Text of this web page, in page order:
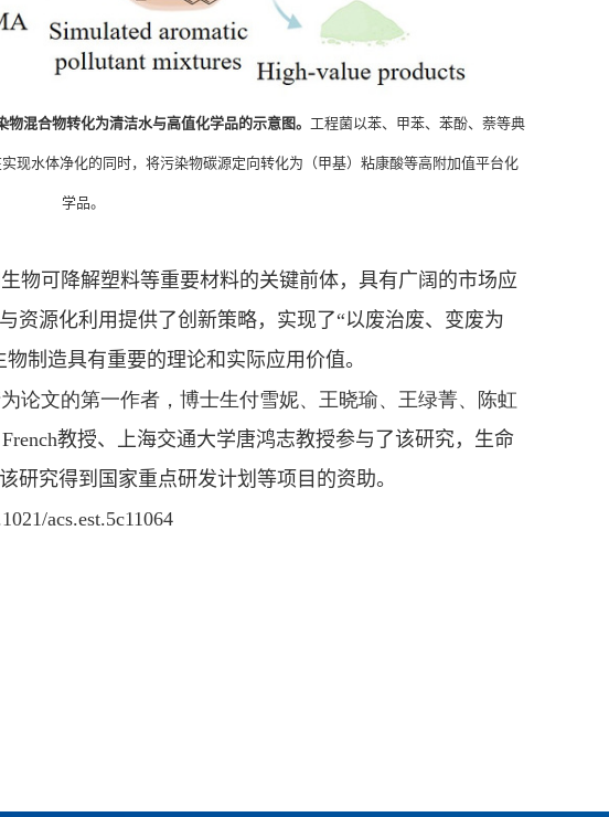
物混合物转化为清洁水与高值化学品的示意图。 工程菌以苯、甲苯、苯酚、萘等典
现水体净化的同时，将污染物碳源定向转化为（甲基）粘康酸等高附加值平台化
学品。
物可降解塑料等重要材料的关键前体，具有广阔的市场应
资源化利用提供了创新策略，实现了“以废治废、变废为
制造具有重要的理论和实际应用价值。
论文的第一作者，博士生付雪妮、王晓瑜、王绿菁、陈虹
教授、上海交通大学唐鸿志教授参与了该研究，生命
研究得到国家重点研发计划等项目的资助。
acs.est.5c11064